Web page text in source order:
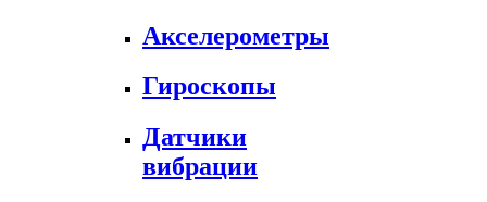
Акселерометры
Гироскопы
Датчики
вибрации